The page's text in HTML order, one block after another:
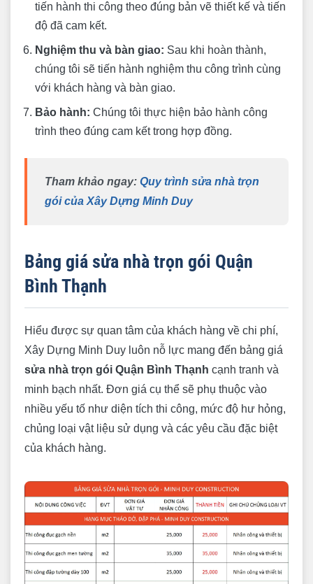
tiến hành thi công theo đúng bản vẽ thiết kế và tiến
độ đã cam kết.
Nghiệm thu và bàn giao: Sau khi hoàn thành,
chúng tôi sẽ tiến hành nghiệm thu công trình cùng
với khách hàng và bàn giao.
Bảo hành: Chúng tôi thực hiện bảo hành công
trình theo đúng cam kết trong hợp đồng.
Tham khảo ngay: Quy trình sửa nhà trọn
gói của Xây Dựng Minh Duy
Bảng giá sửa nhà trọn gói Quận
Bình Thạnh
Hiểu được sự quan tâm của khách hàng về chi phí,
Xây Dựng Minh Duy luôn nỗ lực mang đến bảng giá
sửa nhà trọn gói Quận Bình Thạnh cạnh tranh và
minh bạch nhất. Đơn giá cụ thể sẽ phụ thuộc vào
nhiều yếu tố như diện tích thi công, mức độ hư hỏng,
chủng loại vật liệu sử dụng và các yêu cầu đặc biệt
của khách hàng.